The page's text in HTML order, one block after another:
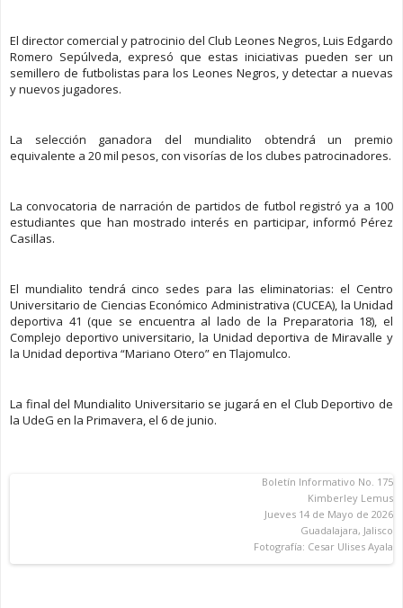
El director comercial y patrocinio del Club Leones Negros, Luis Edgardo
Romero Sepúlveda, expresó que estas iniciativas pueden ser un
semillero de futbolistas para los Leones Negros, y detectar a nuevas
y nuevos jugadores.
La selección ganadora del mundialito obtendrá un premio
equivalente a 20 mil pesos, con visorías de los clubes patrocinadores.
La convocatoria de narración de partidos de futbol registró ya a 100
estudiantes que han mostrado interés en participar, informó Pérez
Casillas.
El mundialito tendrá cinco sedes para las eliminatorias: el Centro
Universitario de Ciencias Económico Administrativa (CUCEA), la Unidad
deportiva 41 (que se encuentra al lado de la Preparatoria 18), el
Complejo deportivo universitario, la Unidad deportiva de Miravalle y
la Unidad deportiva “Mariano Otero” en Tlajomulco.
La final del Mundialito Universitario se jugará en el Club Deportivo de
la UdeG en la Primavera, el 6 de junio.
Boletín Informativo No. 175
Kimberley Lemus
Jueves 14 de Mayo de 2026
Guadalajara, Jalisco
Fotografía: Cesar Ulises Ayala